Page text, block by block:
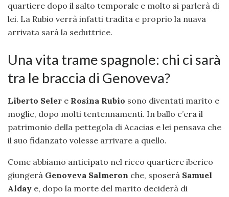
quartiere dopo il salto temporale e molto si parlerà di
lei. La Rubio verrà infatti tradita e proprio la nuava
arrivata sarà la seduttrice.
Una vita trame spagnole: chi ci sarà
tra le braccia di Genoveva?
Liberto Seler e Rosina Rubio sono diventati marito e
moglie, dopo molti tentennamenti. In ballo c’era il
patrimonio della pettegola di Acacias e lei pensava che
il suo fidanzato volesse arrivare a quello.
Come abbiamo anticipato nel ricco quartiere iberico
giungerà Genoveva Salmeron che, sposerà Samuel
Alday e, dopo la morte del marito deciderà di